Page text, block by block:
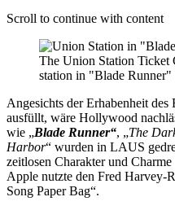
Scroll to continue with content
The Union Station Ticket
station in "Blade
Angesichts der Erhabenheit
ausfüllt, wäre Hollywood
wie „Blade Runner“, „The
Harbor“ wurden in LAUS
zeitlosen Charakter und
Apple nutzte den Fred Harvey-
Song Paper Bag“.